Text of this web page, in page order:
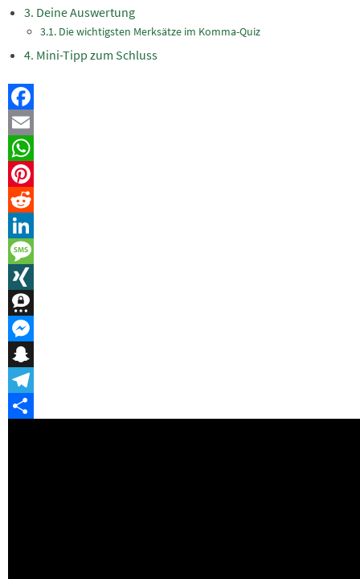
Deine Auswertung
Die wichtigsten Merksätze im Komma-Quiz
Mini-Tipp zum Schluss
Facebook
Email
WhatsApp
Pinterest
Reddit
LinkedIn
Message
XING
Threema
Messenger
Snapchat
Telegram